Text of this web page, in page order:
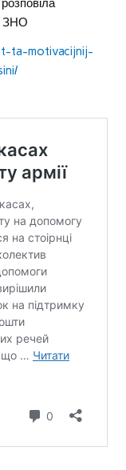
ЗНО
ta-motivacijnij-